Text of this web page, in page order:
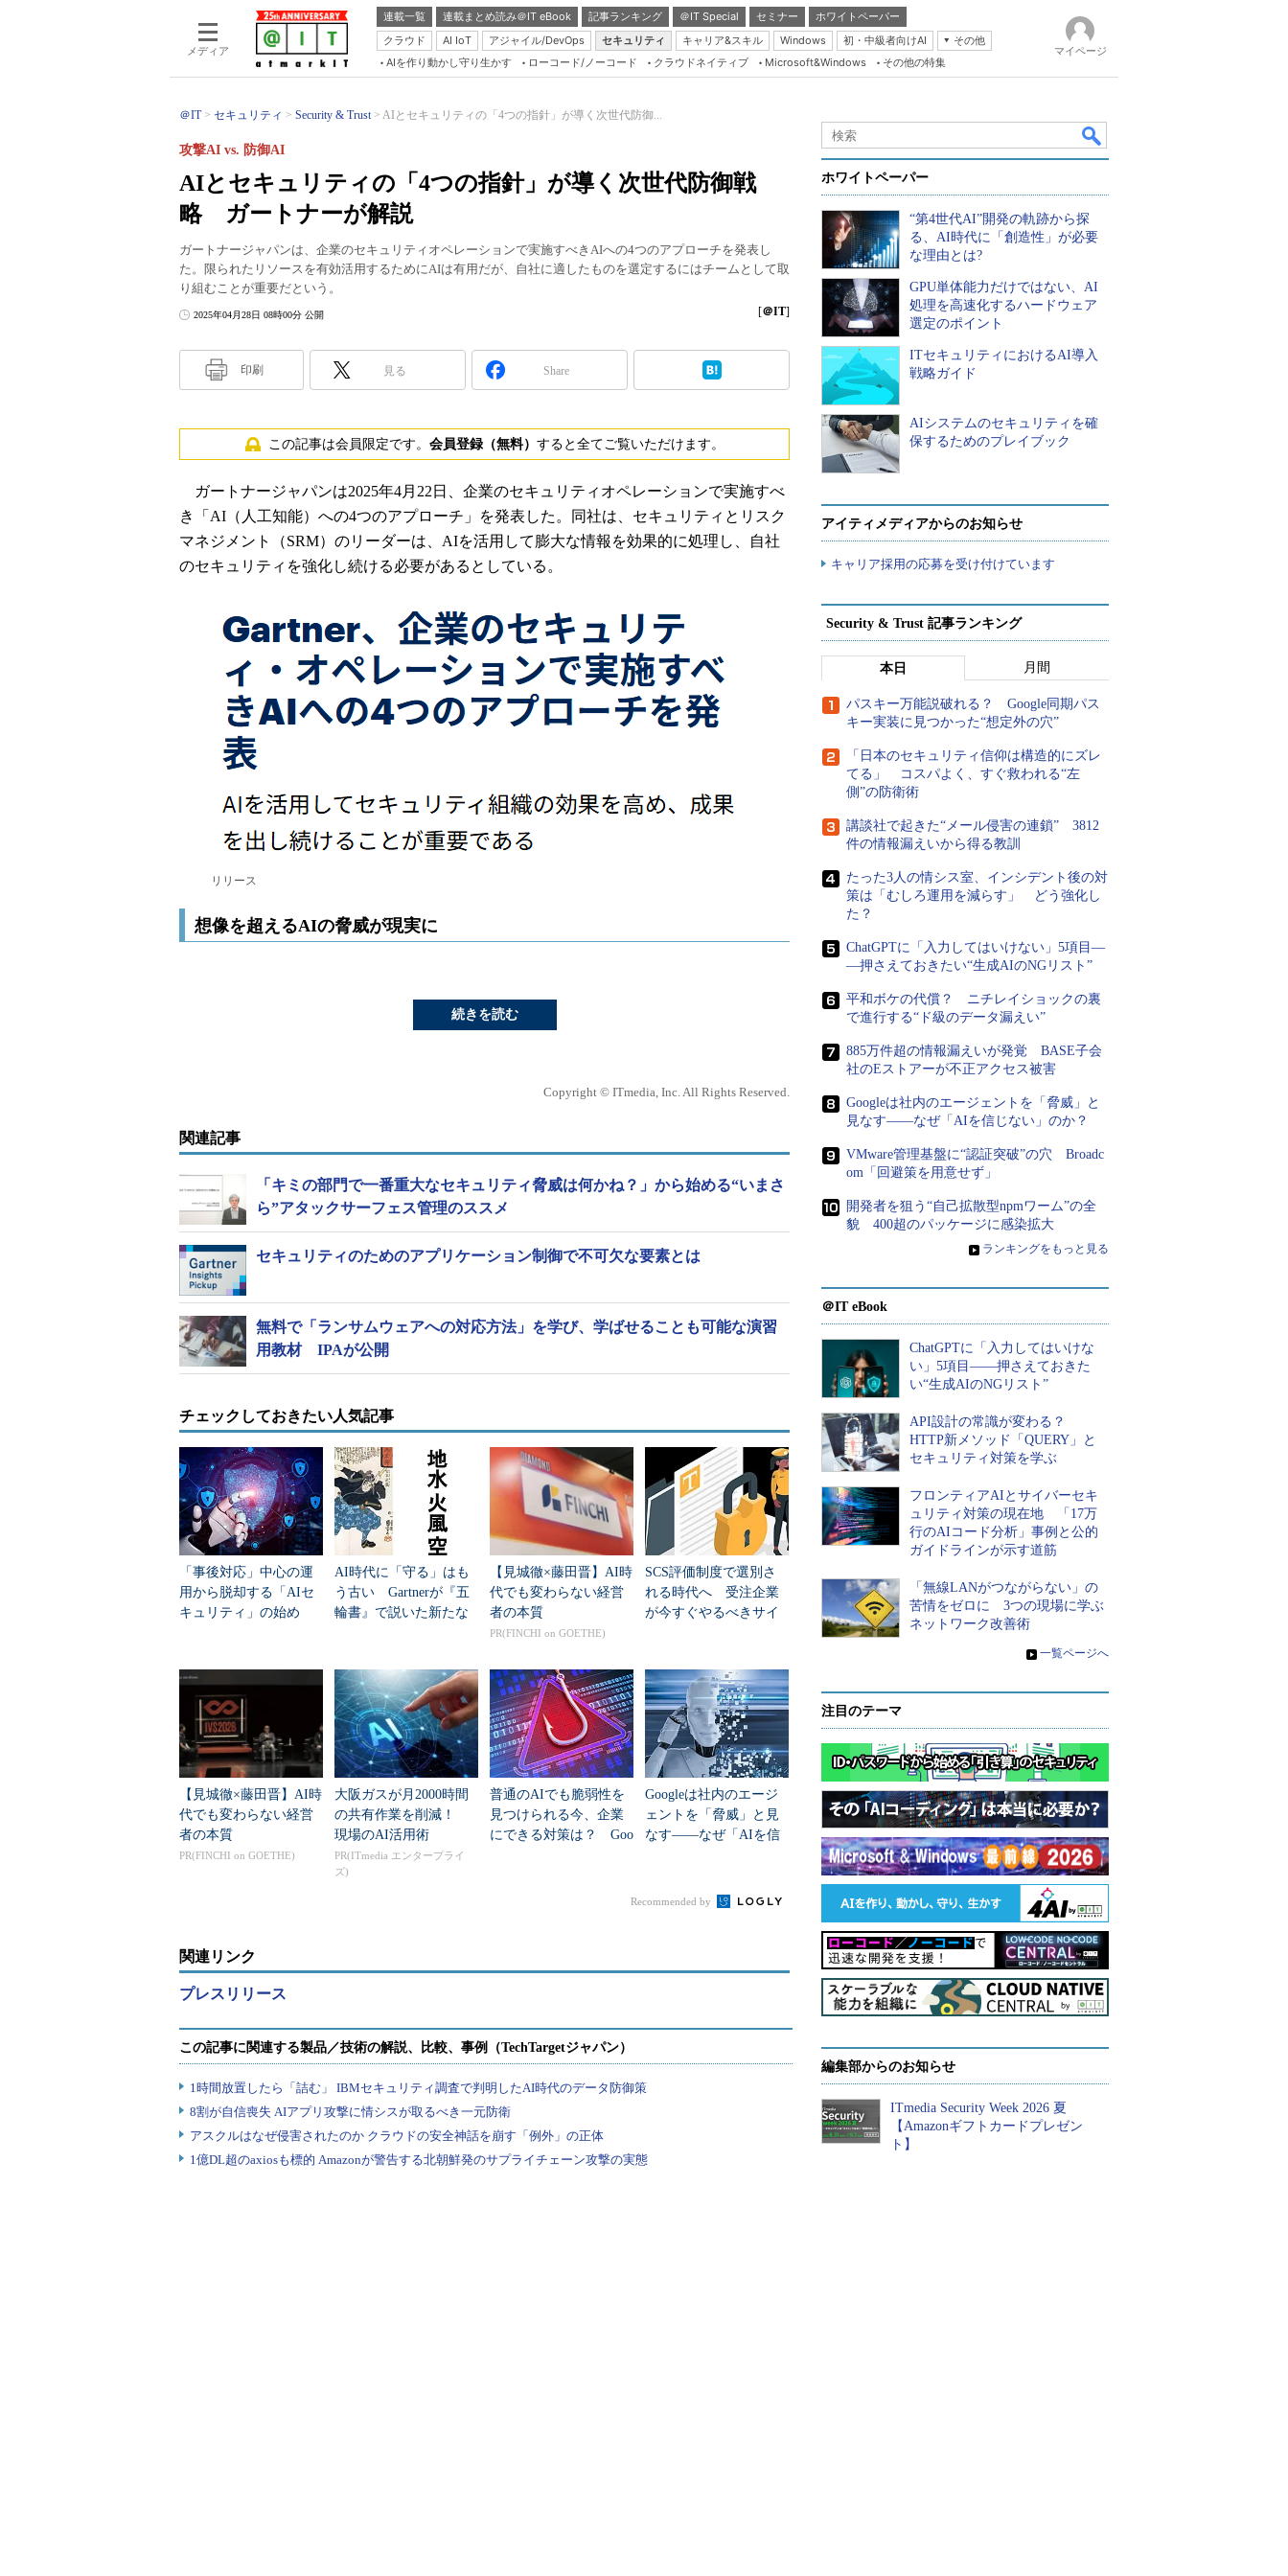
メディア
連載一覧 連載まとめ読み＠IT eBook 記事ランキング ＠IT Special セミナー
ホワイトペーパー
クラウド
AI IoT アジャイル/DevOps セキュリティ キャリア&スキル Windows 初・中級者向けAI
その他
Server & Storage
Java Agile
Database Expert
Linux ＆ OSS
Master of IP Network
Security & Trust
Test & Tools
AIを作り動かし守り生かす ローコード/ノーコード クラウドネイティブ Microsoft&Windows その他の特集
マイページ
＠IT セキュリティ Security & Trust AIとセキュリティの「4つの指針」が導く次世代防御...
AIとセキュリティの「4つの指針」が導く次世代防御戦
略 ガートナーが解説
攻撃AI vs. 防御AI
ガートナージャパンは、企業のセキュリティオペレーションで実施すべきAIへの4つのアプローチを発表し
た。限られたリソースを有効活用するためにAIは有用だが、自社に適したものを選定するにはチームとして取
り組むことが重要だという。
2025年04月28日 08時00分 公開 [＠IT]
印刷 見る Share
この記事は会員限定です。 会員登録（無料） すると全てご覧いただけます。
ガートナージャパンは2025年4月22日、企業のセキュリティオペレーションで実施すべ
き「AI（人工知能）への4つのアプローチ」を発表した。同社は、セキュリティとリスク
マネジメント（SRM）のリーダーは、AIを活用して膨大な情報を効果的に処理し、自社
のセキュリティを強化し続ける必要があるとしている。
リリース
想像を超えるAIの脅威が現実に
続きを読む
Copyright © ITmedia, Inc. All Rights Reserved.
関連記事
「キミの部門で一番重大なセキュリティ脅威は何かね？」から始める“いまさ
ら”アタックサーフェス管理のススメ
セキュリティのためのアプリケーション制御で不可欠な要素とは
無料で「ランサムウェアへの対応方法」を学び、学ばせることも可能な演習
用教材 IPAが公開
チェックしておきたい人気記事
「事後対応」中心の運
用から脱却する「AIセ
キュリティ」の始め
AI時代に「守る」はも
う古い Gartnerが『五
輪書』で説いた新たな
【見城徹×藤田晋】AI時
代でも変わらない経営
者の本質
PR(FINCHI on GOETHE)
SCS評価制度で選別さ
れる時代へ 受注企業
が今すぐやるべきサイ
【見城徹×藤田晋】AI時
代でも変わらない経営
者の本質
PR(FINCHI on GOETHE)
大阪ガスが月2000時間
の共有作業を削減！
現場のAI活用術
PR(ITmedia エンタープライ
ズ)
普通のAIでも脆弱性を
見つけられる今、企業
にできる対策は？ Goo
Googleは社内のエージ
ェントを「脅威」と見
なす――なぜ「AIを信
Recommended by
関連リンク
プレスリリース
ホワイトペーパー
“第4世代AI”開発の軌跡から探
る、AI時代に「創造性」が必要
な理由とは?
GPU単体能力だけではない、AI
処理を高速化するハードウェア
選定のポイント
ITセキュリティにおけるAI導入
戦略ガイド
AIシステムのセキュリティを確
保するためのプレイブック
アイティメディアからのお知らせ
キャリア採用の応募を受け付けています
Security & Trust 記事ランキング
本日 月間
パスキー万能説破れる？ Google同期パス
キー実装に見つかった“想定外の穴”
「日本のセキュリティ信仰は構造的にズレ
てる」 コスパよく、すぐ救われる“左
側”の防衛術
講談社で起きた“メール侵害の連鎖” 3812
件の情報漏えいから得る教訓
たった3人の情シス室、インシデント後の対
策は「むしろ運用を減らす」 どう強化し
た？
ChatGPTに「入力してはいけない」5項目―
―押さえておきたい“生成AIのNGリスト”
平和ボケの代償？ ニチレイショックの裏
で進行する“ド級のデータ漏えい”
885万件超の情報漏えいが発覚 BASE子会
社のEストアーが不正アクセス被害
Googleは社内のエージェントを「脅威」と
見なす――なぜ「AIを信じない」のか？
VMware管理基盤に“認証突破”の穴 Broadc
om「回避策を用意せず」
開発者を狙う“自己拡散型npmワーム”の全
貌 400超のパッケージに感染拡大
» ランキングをもっと見る
＠IT eBook
ChatGPTに「入力してはいけな
い」5項目――押さえておきた
い“生成AIのNGリスト”
API設計の常識が変わる？
HTTP新メソッド「QUERY」と
セキュリティ対策を学ぶ
フロンティアAIとサイバーセキ
ュリティ対策の現在地 「17万
行のAIコード分析」事例と公的
ガイドラインが示す道筋
「無線LANがつながらない」の
苦情をゼロに 3つの現場に学ぶ
ネットワーク改善術
» 一覧ページへ
注目のテーマ
編集部からのお知らせ
ITmedia Security Week 2026 夏
【Amazonギフトカードプレゼン
ト】